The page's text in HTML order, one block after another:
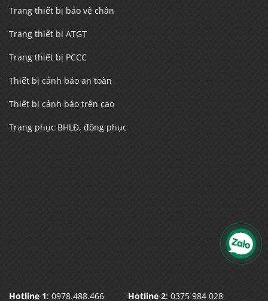
Trang thiết bị bảo vệ chân
Trang thiết bị ATGT
Trang thiết bị PCCC
Thiết bị cảnh báo an toàn
Thiết bị cảnh báo trên cao
Trang phục BHLĐ, đồng phục
Hotline 1: 0978.488.466 Hotline 2: 0375 984 028